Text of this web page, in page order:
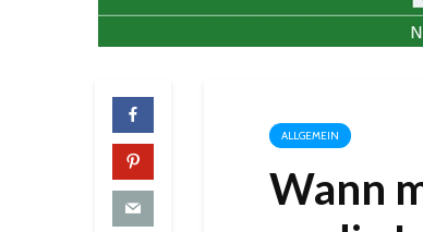
ALLGEMEIN
Wann